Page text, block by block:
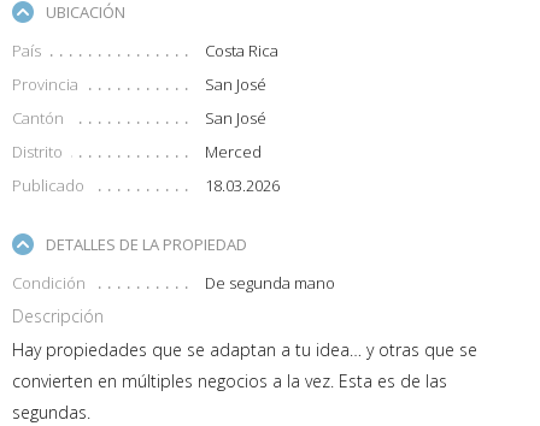
UBICACIÓN
País
Costa Rica
Provincia
San José
Cantón
San José
Distrito
Merced
Publicado
18.03.2026
DETALLES DE LA PROPIEDAD
Condición
De segunda mano
Descripción
Hay propiedades que se adaptan a tu idea… y otras que se
convierten en múltiples negocios a la vez. Esta es de las
segundas.